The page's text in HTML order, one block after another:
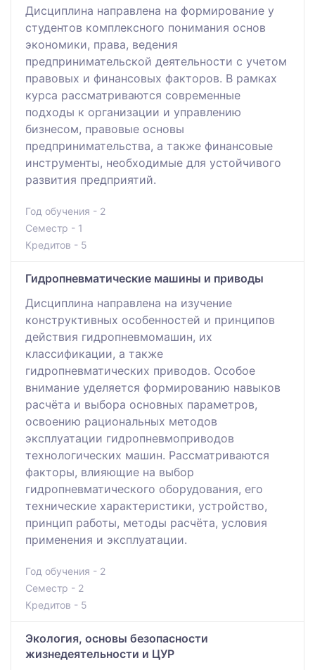
Дисциплина направлена на формирование у
студентов комплексного понимания основ
экономики, права, ведения
предпринимательской деятельности с учетом
правовых и финансовых факторов. В рамках
курса рассматриваются современные
подходы к организации и управлению
бизнесом, правовые основы
предпринимательства, а также финансовые
инструменты, необходимые для устойчивого
развития предприятий.
Год обучения - 2
Семестр - 1
Кредитов - 5
Гидропневматические машины и приводы
Дисциплина направлена на изучение
конструктивных особенностей и принципов
действия гидропневмомашин, их
классификации, а также
гидропневматических приводов. Особое
внимание уделяется формированию навыков
расчёта и выбора основных параметров,
освоению рациональных методов
эксплуатации гидропневмоприводов
технологических машин. Рассматриваются
факторы, влияющие на выбор
гидропневматического оборудования, его
технические характеристики, устройство,
принцип работы, методы расчёта, условия
применения и эксплуатации.
Год обучения - 2
Семестр - 2
Кредитов - 5
Экология, основы безопасности
жизнедеятельности и ЦУР